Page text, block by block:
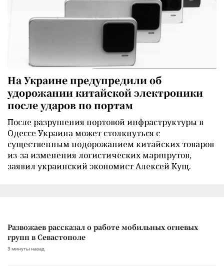
На Украине предупредили об
удорожании китайской электроники
после ударов по портам
После разрушения портовой инфраструктуры в
Одессе Украина может столкнуться с
существенным подорожанием китайских товаров
из-за изменения логистических маршрутов,
заявил украинский экономист Алексей Кущ.
Развожаев рассказал о работе мобильных огневых
групп в Севастополе
3 минуты назад